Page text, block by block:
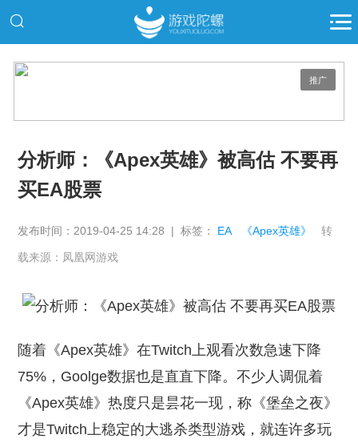
推广
分析师：《Apex英雄》被高估 不要再
买EA股票
发布时间：2019-04-25 14:28 | 标签： EA 《Apex英雄》 转
载来源：凤凰网游戏
随着《Apex英雄》在Twitch上观看次数急速下降
75%，Goolge数据也是直直下降。不少人调侃着
《Apex英雄》热度只是昙花一现，称《堡垒之夜》
才是Twitch上稳定的大逃杀类型游戏，就连许多玩